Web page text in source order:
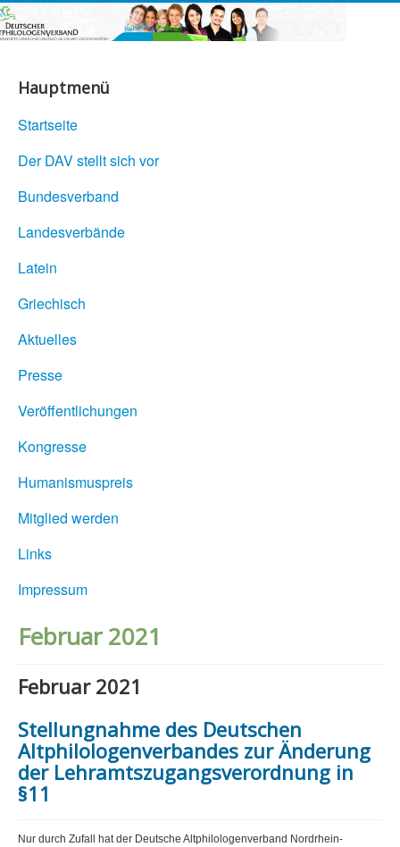
Hauptmenü
Startseite
Der DAV stellt sich vor
Bundesverband
Landesverbände
Latein
Griechisch
Aktuelles
Presse
Veröffentlichungen
Kongresse
Humanismuspreis
Mitglied werden
Links
Impressum
Februar 2021
Februar 2021
Stellungnahme des Deutschen
Altphilologenverbandes zur Änderung
der Lehramtszugangsverordnung in
§11
Nur durch Zufall hat der Deutsche Altphilologenverband Nordrhein-